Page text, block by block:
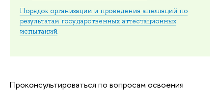
Порядок организации и проведения апелляций по
результатам государственных аттестационных
испытаний
Проконсультироваться по вопросам освоения